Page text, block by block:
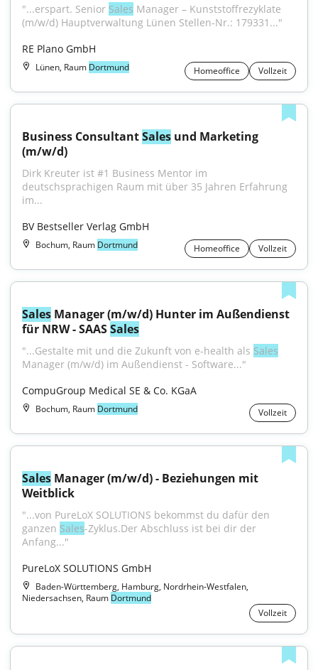
"...erspart. Senior Sales Manager – Kunststoffrezyklate
(m/w/d) Hauptverwaltung Lünen Stellen-Nr.: 179331..."
RE Plano GmbH
Lünen, Raum Dortmund Homeoffice Vollzeit
Business Consultant Sales und Marketing
(m/w/d)
Dirk Kreuter ist #1 Business Mentor im
deutschsprachigen Raum mit über 35 Jahren Erfahrung
im...
BV Bestseller Verlag GmbH
Bochum, Raum Dortmund Homeoffice Vollzeit
Sales Manager (m/w/d) Hunter im Außendienst
für NRW - SAAS Sales
"...Gestalte mit und die Zukunft von e-health als Sales
Manager (m/w/d) im Außendienst - Software..."
CompuGroup Medical SE & Co. KGaA
Bochum, Raum Dortmund Vollzeit
Sales Manager (m/w/d) - Beziehungen mit
Weitblick
"...von PureLoX SOLUTIONS bekommst du dafür den
ganzen Sales-Zyklus.Der Abschluss ist bei dir der
Anfang..."
PureLoX SOLUTIONS GmbH
Baden-Württemberg, Hamburg, Nordrhein-Westfalen,
Niedersachsen, Raum Dortmund
Vollzeit